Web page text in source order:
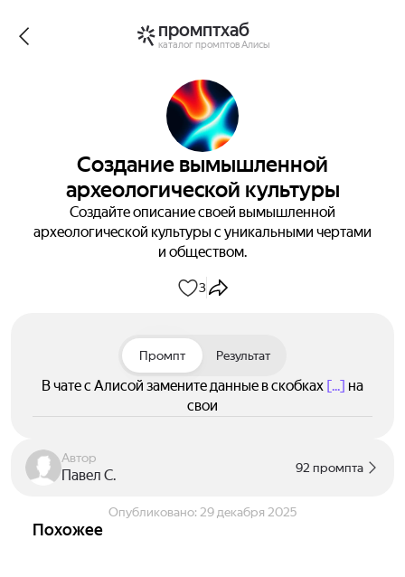
промптхаб
каталог промптов Алисы
Создание вымышленной
археологической культуры
Создайте описание своей вымышленной
археологической культуры с уникальными чертами
и обществом.
3
Промпт Результат
В чате с Алисой замените данные в скобках [...] на
свои
Автор
Павел С. 92 промпта
Опубликовано: 29 декабря 2025
Похожее